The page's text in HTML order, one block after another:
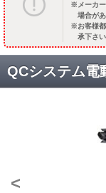
メーカ
場合があ
お客様
承下さい
<